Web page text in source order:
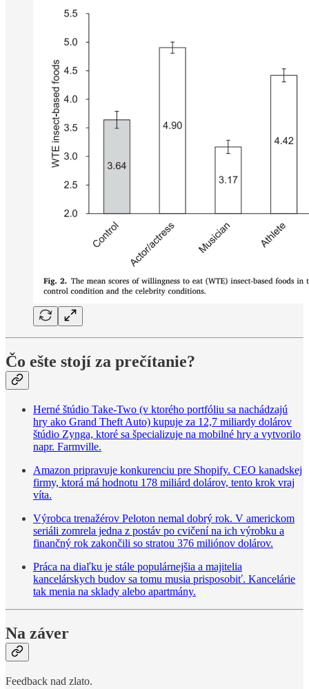
Čo ešte stojí za prečítanie?
Herné štúdio Take-Two (v ktorého portfóliu sa nachádzajú
hry ako Grand Theft Auto) kupuje za 12,7 miliardy dolárov
štúdio Zynga, ktoré sa špecializuje na mobilné hry a vytvorilo
napr. Farmville.
Amazon pripravuje konkurenciu pre Shopify. CEO kanadskej
firmy, ktorá má hodnotu 178 miliárd dolárov, tento krok vraj
víta.
Výrobca trenažérov Peloton nemal dobrý rok. V americkom
seriáli zomrela jedna z postáv po cvičení na ich výrobku a
finančný rok zakončili so stratou 376 miliónov dolárov.
Práca na diaľku je stále populárnejšia a majitelia
kancelárskych budov sa tomu musia prisposobiť. Kancelárie
tak menia na sklady alebo apartmány.
Na záver
Feedback nad zlato.